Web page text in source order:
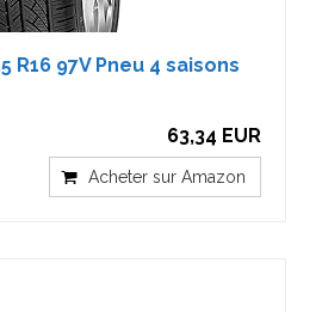
R16 97V Pneu 4 saisons
63,34 EUR
Acheter sur Amazon